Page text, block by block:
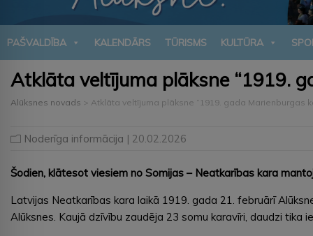
PAŠVALDĪBA KALENDĀRS TŪRISMS KULTŪRA
Atklāta veltījuma plāksne “1919.
Alūksnes novads > Atklāta veltījuma plāksne “1919. gada Marienburgas
Noderīga informācija | 20.02.2026
Šodien, klātesot viesiem no Somijas – Neatkarības kara
Latvijas Neatkarības kara laikā 1919. gada 21. februārī
Alūksnes. Kaujā dzīvību zaudēja 23 somu karavīri, daudzi tika